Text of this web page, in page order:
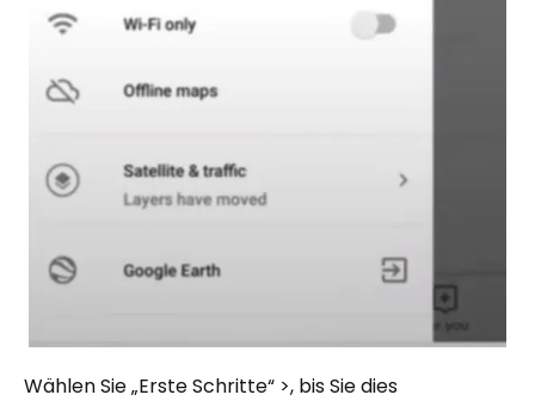
Wählen Sie „Erste Schritte“ >, bis Sie dies